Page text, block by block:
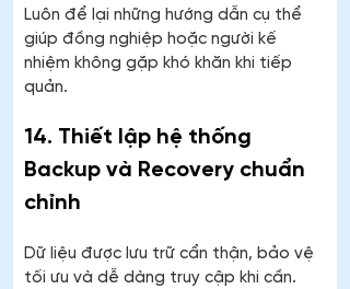
Luôn để lại những hướng dẫn cụ thể
giúp đồng nghiệp hoặc người kế
nhiệm không gặp khó khăn khi tiếp
quản.
14. Thiết lập hệ thống
Backup và Recovery chuẩn
chỉnh
Dữ liệu được lưu trữ cẩn thận, bảo vệ
tối ưu và dễ dàng truy cập khi cần.